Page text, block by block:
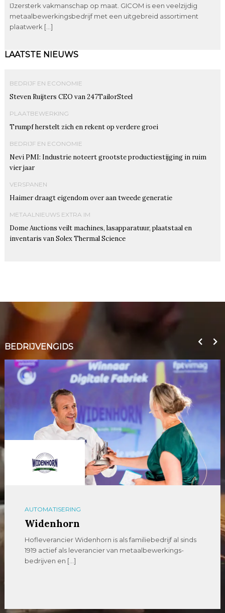
IJzersterk vakmanschap op maat. GICOM is een veelzijdig
metaalbewerkingsbedrijf met een uitgebreid assortiment
plaatwerk […]
LAATSTE NIEUWS
BEDRIJF EN ECONOMIE
Steven Ruijters CEO van 247TailorSteel
PLAATBEWERKING
Trumpf herstelt zich en rekent op verdere groei
BEDRIJF EN ECONOMIE
Nevi PMI: Industrie noteert grootste productiestijging in ruim
vier jaar
VERSPANEN
Haimer draagt eigendom over aan tweede generatie
METAALNIEUWS EXTRA IM
Dome Auctions veilt machines, lasapparatuur, plaatstaal en
inventaris van Solex Thermal Science
BEDRIJVENGIDS
AUTOMATISERING
Widenhorn
Hofleverancier Widenhorn is als familiebedrijf al sinds
1919 actief als leverancier van metaalbewerkings-
bedrijven en […]